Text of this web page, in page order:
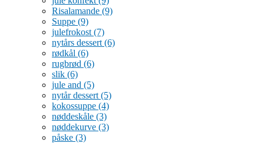
Risalamande (9)
Suppe (9)
julefrokost (7)
nytårs dessert (6)
rødkål (6)
rugbrød (6)
slik (6)
jule and (5)
nytår dessert (5)
kokossuppe (4)
nøddeskåle (3)
nøddekurve (3)
påske (3)